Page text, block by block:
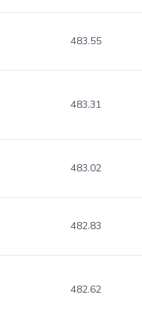
483.55
483.31
483.02
482.83
482.62